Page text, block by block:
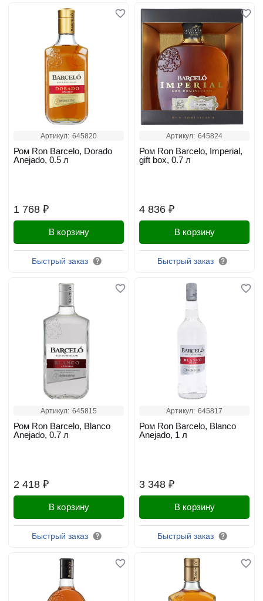
Артикул: 645820
1 768 ₽
Ром Ron Barcelo, Dorado
Anejado, 0.5 л
В корзину
Быстрый заказ
Артикул: 645824
4 836 ₽
Ром Ron Barcelo, Imperial,
gift box, 0.7 л
В корзину
Быстрый заказ
Артикул: 645815
2 418 ₽
Ром Ron Barcelo, Blanco
Anejado, 0.7 л
В корзину
Быстрый заказ
Артикул: 645817
3 348 ₽
Ром Ron Barcelo, Blanco
Anejado, 1 л
В корзину
Быстрый заказ